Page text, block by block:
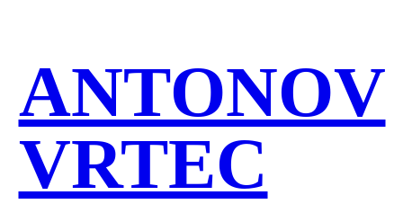
ANTONOV
VRTEC